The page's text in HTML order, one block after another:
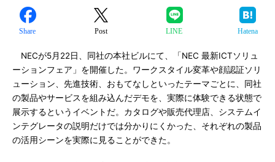
Share Post LINE Hatena
NECが5月22日、同社の本社ビルにて、「NEC 最新ICTソリュ
ーションフェア」を開催した。ワークスタイル変革や顔認証ソリ
ューション、先進技術、おもてなしといったテーマごとに、同社
の製品やサービスを組み込んだデモを、実際に体験できる状態で
展示するというイベントだ。カタログや販売代理店、システムイ
ンテグレータの説明だけでは分かりにくかった、それぞれの製品
の活用シーンを実際に見ることができた。